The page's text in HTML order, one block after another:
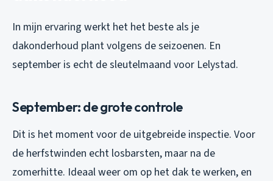
In mijn ervaring werkt het het beste als je
dakonderhoud plant volgens de seizoenen. En
september is echt de sleutelmaand voor Lelystad.
September: de grote controle
Dit is het moment voor de uitgebreide inspectie. Voor
de herfstwinden echt losbarsten, maar na de
zomerhitte. Ideaal weer om op het dak te werken, en